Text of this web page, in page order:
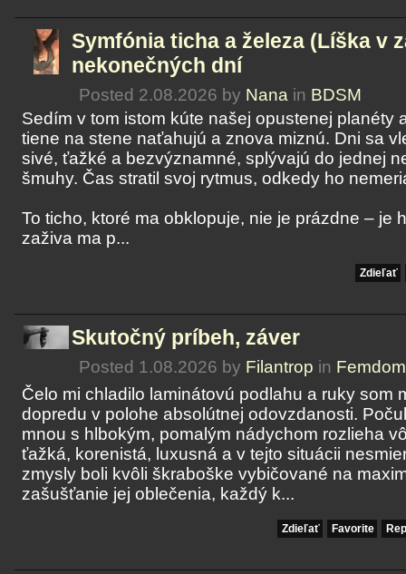
Symfónia ticha a železa (Líška v
nekonečných dní
Posted 2.08.2026 by Nana in BDSM
Sedím v tom istom kúte našej opustenej planéty
tiene na stene naťahujú a znova miznú. Dni sa
sivé, ťažké a bezvýznamné, splývajú do jednej
šmuhy. Čas stratil svoj rytmus, odkedy ho
To ticho, ktoré ma obklopuje, nie je prázdne – je
zaživa ma p...
Zdieľať
Skutočný príbeh, záver
Posted 1.08.2026 by Filantrop in Femdom
Čelo mi chladilo laminátovú podlahu a ruky som
dopredu v polohe absolútnej odovzdanosti.
mnou s hlbokým, pomalým nádychom rozlieha
ťažká, korenistá, luxusná a v tejto situácii
zmysly boli kvôli škraboške vybičované na
zašušťanie jej oblečenia, každý k...
Zdieľať Favorite